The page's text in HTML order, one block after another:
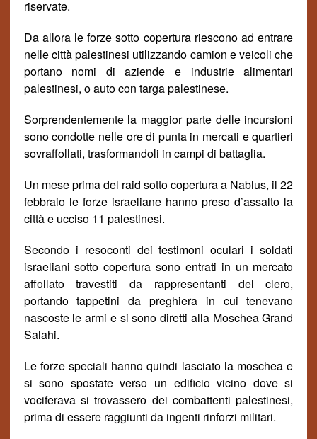
riservate.
Da allora le forze sotto copertura riescono ad entrare
nelle cittàpalestinesi utilizzando camion e veicoli che
portano nomi di aziende e industrie alimentari
palestinesi, o auto con targa palestinese.
Sorprendentemente la maggior parte delle incursioni
sono condotte nelle ore di punta in mercati e quartieri
sovraffollati, trasformandoli in campi di battaglia.
Un mese prima del raid sotto copertura a Nablus, il 22
febbraio le forze israeliane hanno preso d’assalto la
cittàe ucciso 11 palestinesi.
Secondo i resoconti dei testimoni oculari i soldati
israeliani sotto copertura sono entrati in un mercato
affollato travestiti da rappresentanti del clero,
portando tappetini da preghiera in cui tenevano
nascoste le armi e si sono diretti alla Moschea Grand
Salahi.
Le forze speciali hanno quindi lasciato la moschea e
si sono spostate verso un edificio vicino dove si
vociferava si trovassero dei combattenti palestinesi,
prima di essere raggiunti da ingenti rinforzi militari.